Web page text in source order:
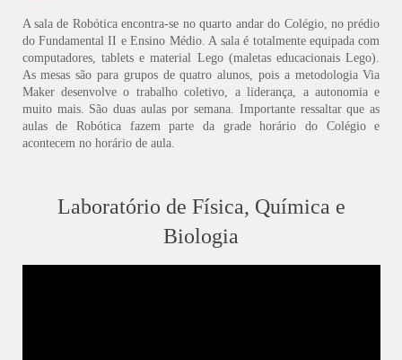
A sala de Robótica encontra-se no quarto andar do Colégio, no prédio
do Fundamental II e Ensino Médio. A sala é totalmente equipada com
computadores, tablets e material Lego (maletas educacionais Lego).
As mesas são para grupos de quatro alunos, pois a metodologia Via
Maker desenvolve o trabalho coletivo, a liderança, a autonomia e
muito mais. São duas aulas por semana. Importante ressaltar que as
aulas de Robótica fazem parte da grade horário do Colégio e
acontecem no horário de aula.
Laboratório de Física, Química e
Biologia